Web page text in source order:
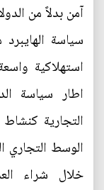
آمن بدلاً من
سياسة
استهلاكية
اطار سياسة
التجارية
الوسط التجاري
خلال شراء